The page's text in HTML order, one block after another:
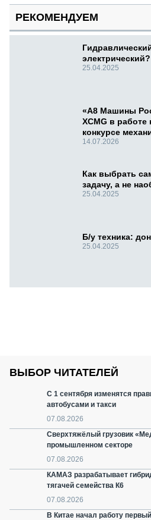
РЕКОМЕНДУЕМ
25.04.2025
«А8 Машины
XCMG в
конкурсе
14.07.2026
Как выбрать
задачу, а не
25.04.2025
Б/у техника:
25.04.2025
ВЫБОР ЧИТАТЕЛЕЙ
С 1 сентября изменятся
автобусами и такси
07.08.2026
Сверхтяжёлый грузовик
промышленном секторе
07.08.2026
КАМАЗ разрабатывает
тягачей семейства К6
07.08.2026
В Китае начал работу